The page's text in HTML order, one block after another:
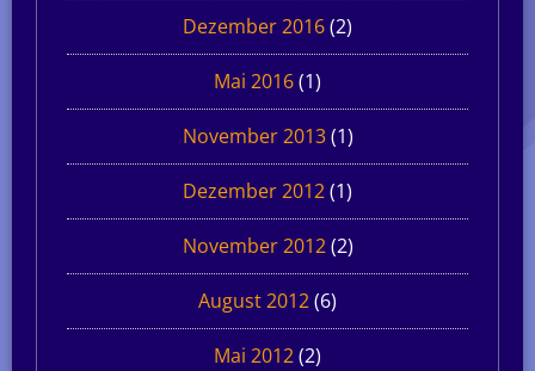
Dezember 2016(2)
Mai 2016(1)
November 2013(1)
Dezember 2012(1)
November 2012(2)
August 2012(6)
Mai 2012(2)